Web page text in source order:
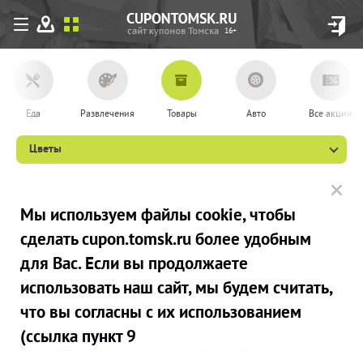
16+
Еда Развлечения Товары Авто Все акции
Цветы
Мы используем файлы сookie, чтобы
сделать cupon.tomsk.ru более удобным
для Вас. Если вы продолжаете
использовать наш сайт, мы будем считать,
что вы согласны с их использованием
(ссылка пункт 9